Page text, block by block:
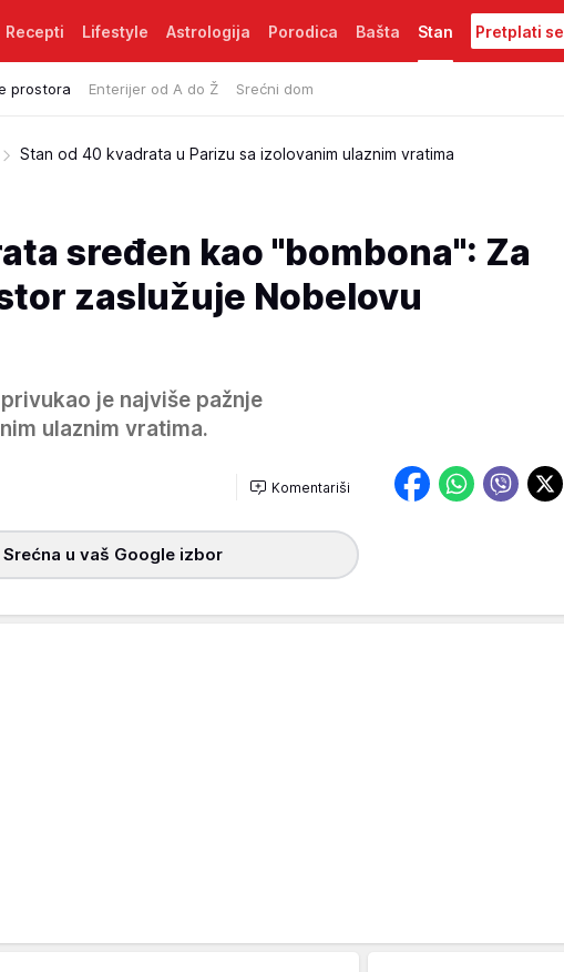
Recepti Lifestyle Astrologija Porodica Bašta Stan
prostora Enterijer od A do Ž Srećni dom
Pretplati se
Stan od 40 kvadrata u Parizu sa izolovanim ulaznim vratima
sređen kao "bombona": Za
zaslužuje Nobelovu
je najviše pažnje
ulaznim vratima.
Komentariši
u vaš Google izbor